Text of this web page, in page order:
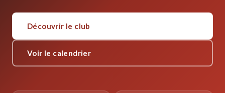
Découvrir le club
Voir le calendrier